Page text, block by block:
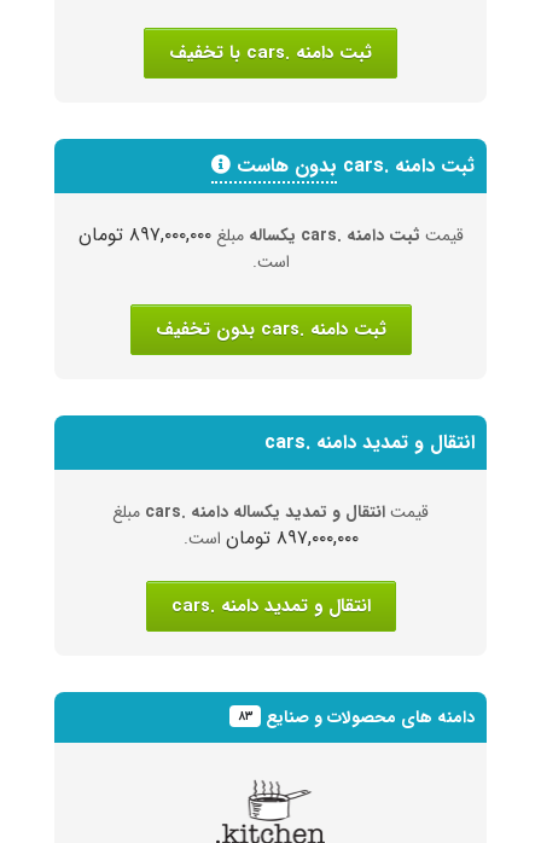
ثبت دامنه .cars با تخفیف
ثبت دامنه .cars بدون هاست
قیمت ثبت دامنه .cars یکساله مبلغ۸۹۷,۰۰۰,۰۰۰ تومان
است.
ثبت دامنه .cars بدون تخفیف
انتقال و تمدید دامنه .cars
قیمتانتقال و تمدید یکساله دامنه .cars مبلغ
۸۹۷,۰۰۰,۰۰۰ تومان است.
انتقال و تمدید دامنه .cars
دامنه های محصولات و صنایع ۸۳